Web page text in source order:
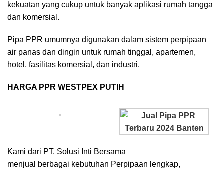
kekuatan yang cukup untuk banyak aplikasi rumah tangga
dan komersial.
Pipa PPR umumnya digunakan dalam sistem perpipaan
air panas dan dingin untuk rumah tinggal, apartemen,
hotel, fasilitas komersial, dan industri.
HARGA PPR WESTPEX PUTIH
Kami dari PT. Solusi Inti Bersama
menjual berbagai kebutuhan Perpipaan lengkap,